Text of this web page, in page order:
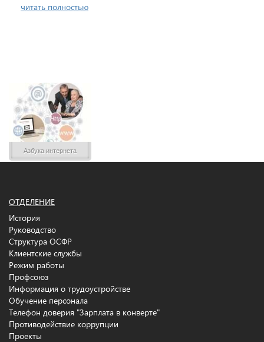
читать полностью
Азбука интернета
ОТДЕЛЕНИЕ
История
Руководство
Структура ОСФР
Клиентские службы
Режим работы
Профсоюз
Информация о трудоустройстве
Обучение персонала
Телефон доверия "Зарплата в конверте"
Противодействие коррупции
Проекты